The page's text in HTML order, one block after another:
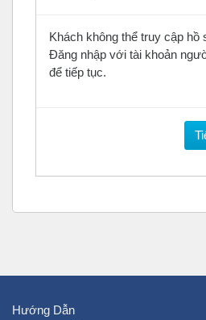
Khách không thể truy cập hồ
Đăng nhập với tài khoản
để tiếp tục.
Hướng Dẫn